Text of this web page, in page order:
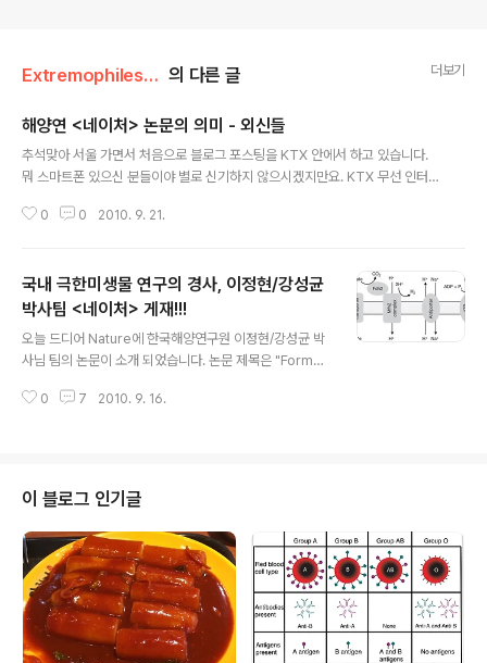
Extremophiles/극한미생물 뉴스 의 다른 글 더보기
해양연 <네이처> 논문의 의미 - 외신들
추석맞아 서울 가면서 처음으로 블로그 포스팅을 KTX 안에서 하고 있습니다.
뭐 스마트폰 있으신 분들이야 별로 신기하지 않으시겠지만요. KTX 무선 인터
느리고 가끔 끊기지만 그래도 쓸만하네요. 전혀 기대하지 않았는데 약간 횡재한
에 온 뉴스에는 해양연 연구진의 논문에 대한 뉴스가 여러편 보이는군요. 이번
논문이 국내에서는 별로 주목을 받고 있지 못한 것 같은데 외국의 뉴스들을 읽
어보면 어떤 의미가 있는지 좀 더 자세히 알게 되실 것이라고 생각합니다. (열차
안이라서 자세한 내용..
0 0 2010. 9. 21.
국내 극한미생물 연구의 경사, 이정현/강성균
박사팀 <네이처> 게재!!!
오늘 드디어 Nature에 한국해양연구원 이정현/강성균 박
사님 팀의 논문이 소개 되었습니다. 논문 제목은 "Format
니다. 제목 그대로 formate (개미산)을 이용한 수소 생산
^ 국내 언론에 실린 기사에서 보듯이 이 논문의 의의는 초
고온성 극한미생물인 Thermococcus onnurineus str
ain NA1이 개미산과 일산화탄소를 이용하여 수소를 만들
고 ATP를 생산할 수 있다는 것입니다. 지금까지는 개미산
과 물이 반응하여 bicarbonate와 수소..
0 7 2010. 9. 16.
이 블로그 인기글